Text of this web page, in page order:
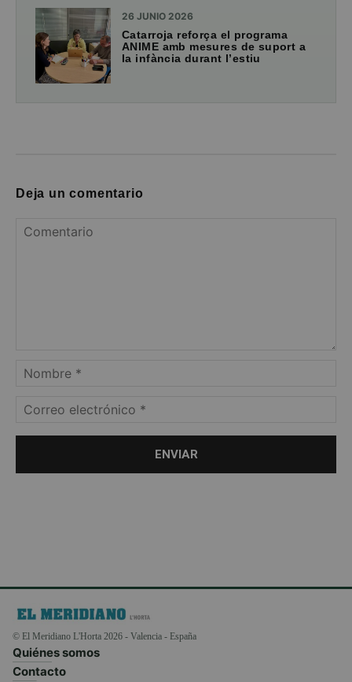
26 JUNIO 2026
Catarroja reforça el programa
ANIME amb mesures de suport a
la infància durant l’estiu
Deja un comentario
© El Meridiano L'Horta 2026 - Valencia - España
Quiénes somos
Contacto